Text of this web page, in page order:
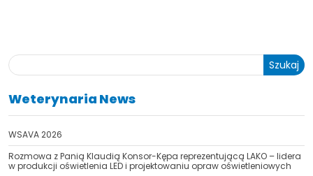
Szukaj
Weterynaria News
WSAVA 2026
Rozmowa z Panią Klaudią Konsor-Kępa reprezentującą LAKO – lidera
w produkcji oświetlenia LED i projektowaniu opraw oświetleniowych